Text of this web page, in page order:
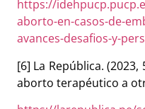
https://
aborto-en-casos-de-
avances-desafios-y-
[6] La República.(2023,
aborto terapéutico a